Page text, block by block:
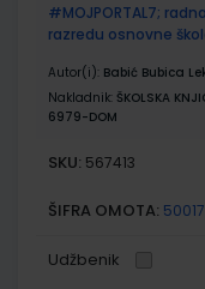
#MOJPORTAL7;
razredu osnovne
Autor(i): Babić Bubica
Nakladnik: ŠKOLSKA
6979-DOM
SKU: 567413
ŠIFRA OMOTA:
Udžbenik